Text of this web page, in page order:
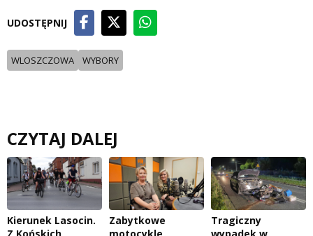
UDOSTĘPNIJ
WLOSZCZOWA WYBORY
CZYTAJ DALEJ
Kierunek Lasocin.
Zabytkowe
Tragiczny